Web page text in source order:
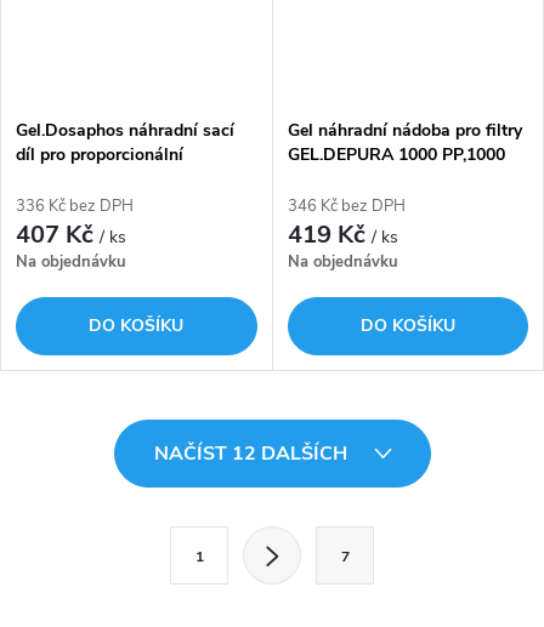
Gel.Dosaphos náhradní sací
díl pro proporcionální
600 a 700
336 Kč bez DPH
407 Kč/ ks
Na objednávku
DO KOŠÍKU
Gel náhradní nádoba pro filtry
GEL.DEPURA 1000 PP,1000
346 Kč bez DPH
419 Kč/ ks
Na objednávku
DO KOŠÍKU
NAČÍST 12 DALŠÍCH
1 7